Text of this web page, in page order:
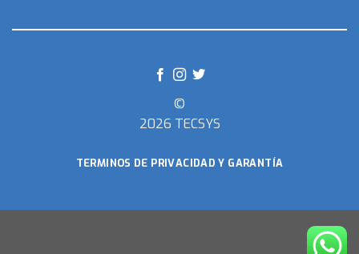
©
2026 TECSYS
TERMINOS DE PRIVACIDAD Y GARANTÍA